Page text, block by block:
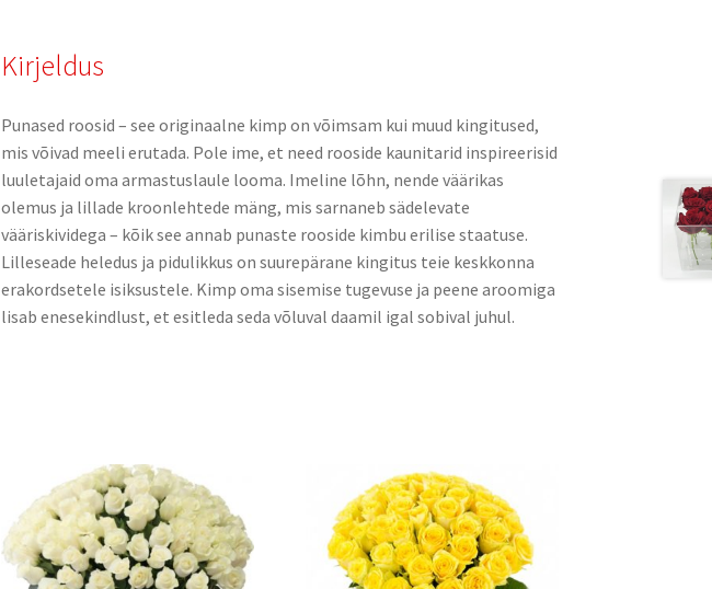
Kirjeldus
Punased roosid – see originaalne kimp on võimsam kui muud kingitused,
mis võivad meeli erutada. Pole ime, et need rooside kaunitarid inspireerisid
luuletajaid oma armastuslaule looma. Imeline lõhn, nende väärikas
olemus ja lillade kroonlehtede mäng, mis sarnaneb sädelevate
vääriskividega – kõik see annab punaste rooside kimbu erilise staatuse.
Lilleseade heledus ja pidulikkus on suurepärane kingitus teie keskkonna
erakordsetele isiksustele. Kimp oma sisemise tugevuse ja peene aroomiga
lisab enesekindlust, et esitleda seda võluval daamil igal sobival juhul.